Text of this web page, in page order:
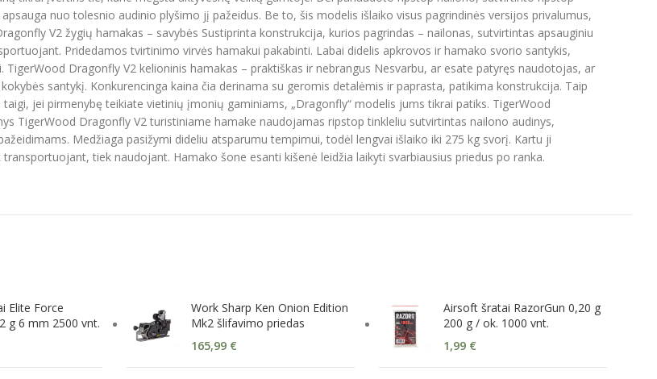
nuo tolesnio audinio plyšimo jį pažeidus. Be to, šis modelis išlaiko visus pagrindinės versijos privalumus,
V2 žygių hamakas – savybės Sustiprinta konstrukcija, kurios pagrindas – nailonas, sutvirtintas apsauginiu
Pridedamos tvirtinimo virvės hamakui pakabinti. Labai didelis apkrovos ir hamako svorio santykis,
Dragonfly V2 kelioninis hamakas – praktiškas ir nebrangus Nesvarbu, ar esate patyręs naudotojas, ar
santykį. Konkurencinga kaina čia derinama su geromis detalėmis ir paprasta, patikima konstrukcija. Taip
jei pirmenybę teikiate vietinių įmonių gaminiams, „Dragonfly“ modelis jums tikrai patiks. TigerWood
TigerWood Dragonfly V2 turistiniame hamake naudojamas ripstop tinkleliu sutvirtintas nailono audinys,
Medžiaga pasižymi dideliu atsparumu tempimui, todėl lengvai išlaiko iki 275 kg svorį. Kartu ji
tiek naudojant. Hamako šone esanti kišenė leidžia laikyti svarbiausius priedus po ranka.
Elite Force
g 6 mm 2500 vnt.
Work Sharp Ken Onion Edition
Mk2 šlifavimo priedas
165,99 €
Airsoft šratai RazorGun 0,20 g
200 g / ok. 1000 vnt.
1,99 €